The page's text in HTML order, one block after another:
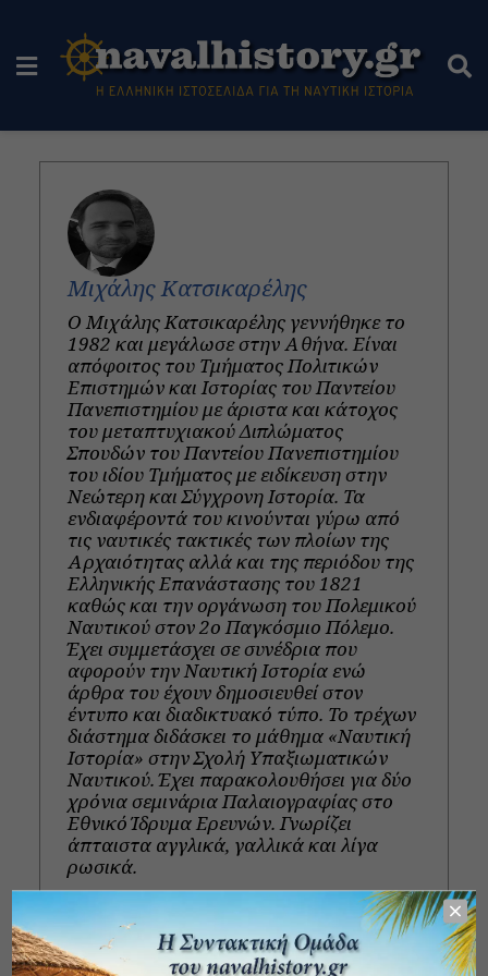
Μιχάλης Κατσικαρέλης
Ο Μιχάλης Κατσικαρέλης γεννήθηκε το
1982 και μεγάλωσε στην Αθήνα. Είναι
απόφοιτος του Τμήματος Πολιτικών
Επιστημών και Ιστορίας του Παντείου
Πανεπιστημίου με άριστα και κάτοχος
του μεταπτυχιακού Διπλώματος
Σπουδών του Παντείου Πανεπιστημίου
του ιδίου Τμήματος με ειδίκευση στην
Νεώτερη και Σύγχρονη Ιστορία. Τα
ενδιαφέροντά του κινούνται γύρω από
τις ναυτικές τακτικές των πλοίων της
Αρχαιότητας αλλά και της περιόδου της
Ελληνικής Επανάστασης του 1821
καθώς και την οργάνωση του Πολεμικού
Ναυτικού στον 2ο Παγκόσμιο Πόλεμο.
Έχει συμμετάσχει σε συνέδρια που
αφορούν την Ναυτική Ιστορία ενώ
άρθρα του έχουν δημοσιευθεί στον
έντυπο και διαδικτυακό τύπο. Το τρέχων
διάστημα διδάσκει το μάθημα «Ναυτική
Ιστορία» στην Σχολή Υπαξιωματικών
Ναυτικού. Έχει παρακολουθήσει για δύο
χρόνια σεμινάρια Παλαιογραφίας στο
Εθνικό Ίδρυμα Ερευνών. Γνωρίζει
άπταιστα αγγλικά, γαλλικά και λίγα
ρωσικά.
View all posts
Πρόσφατα άρθρα